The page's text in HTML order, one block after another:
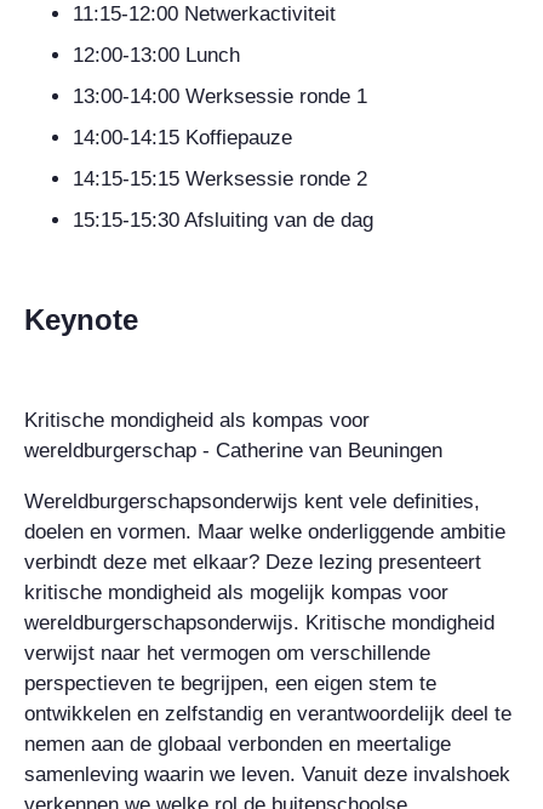
11:15-12:00 Netwerkactiviteit
12:00-13:00 Lunch
13:00-14:00 Werksessie ronde 1
14:00-14:15 Koffiepauze
14:15-15:15 Werksessie ronde 2
15:15-15:30 Afsluiting van de dag
Keynote
Kritische mondigheid als kompas voor
wereldburgerschap - Catherine van Beuningen
Wereldburgerschapsonderwijs kent vele definities,
doelen en vormen. Maar welke onderliggende ambitie
verbindt deze met elkaar? Deze lezing presenteert
kritische mondigheid als mogelijk kompas voor
wereldburgerschapsonderwijs. Kritische mondigheid
verwijst naar het vermogen om verschillende
perspectieven te begrijpen, een eigen stem te
ontwikkelen en zelfstandig en verantwoordelijk deel te
nemen aan de globaal verbonden en meertalige
samenleving waarin we leven. Vanuit deze invalshoek